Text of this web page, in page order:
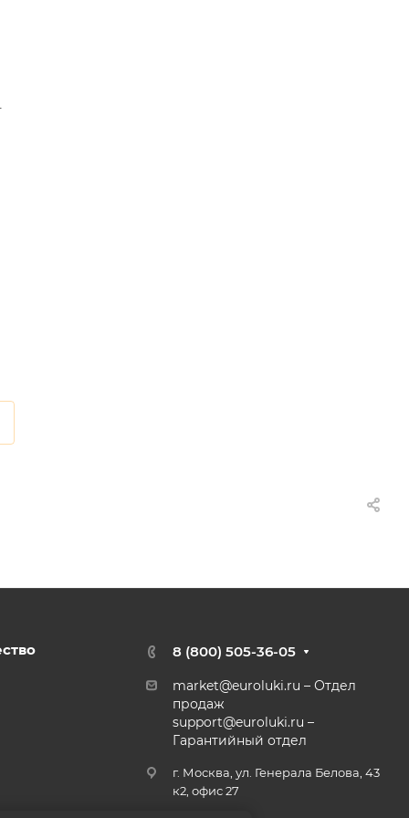
8 (800) 505-36-05
market@euroluki.ru – Отдел
продаж
support@euroluki.ru –
Гарантийный отдел
г. Москва, ул. Генерала Белова, 43
к2, офис 27